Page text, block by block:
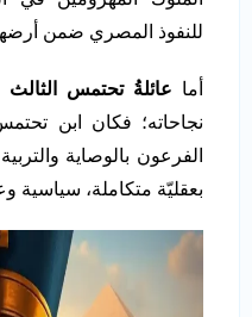
للنفوذ المصري ضمن
أما عائلةُ تحتمس الثالث
نجاحاته؛ فكان ابن
الفرعون بالوصاية
بعقليّة متكاملة، سياسية